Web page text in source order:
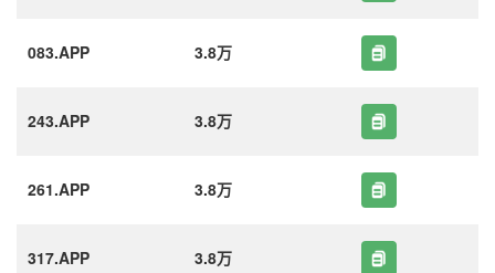
083.APP 3.8万
243.APP 3.8万
261.APP 3.8万
317.APP 3.8万